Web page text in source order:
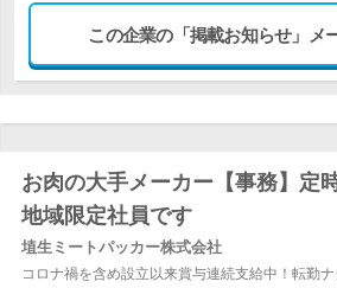
この企業の「掲載お知らせ」メ
お肉の大手メーカー【事務】定
地域限定社員です
埴生ミートパッカー株式会社
コロナ禍を含め設立以来賞与連続支給中！転勤